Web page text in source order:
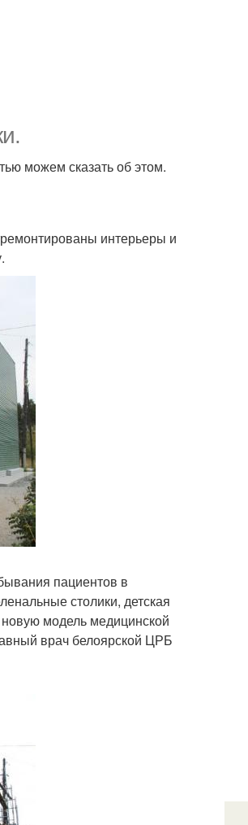
можем сказать об этом.
интерьеры и
пациентов в
столики, детская
модель медицинской
врач белоярской ЦРБ